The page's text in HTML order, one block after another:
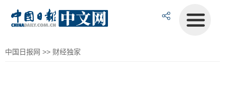
中国日报网 >> 财经独家